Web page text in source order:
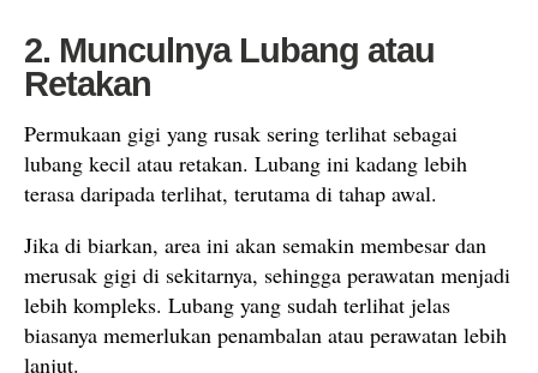
2. Munculnya Lubang atau
Retakan
Permukaan gigi yang rusak sering terlihat sebagai
lubang kecil atau retakan. Lubang ini kadang lebih
terasa daripada terlihat, terutama di tahap awal.
Jika di biarkan, area ini akan semakin membesar dan
merusak gigi di sekitarnya, sehingga perawatan menjadi
lebih kompleks. Lubang yang sudah terlihat jelas
biasanya memerlukan penambalan atau perawatan lebih
lanjut.